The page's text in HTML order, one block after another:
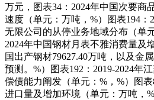
万元，图表34：2024年中国次要商
速度（单元：万吨，%）图表194：
无限公司的从停业务地域分布（单
2024年中国钢材月表不雅消费量及
国出产钢材79627.40万吨，以及金
预测。%）图表192：2019-2024年
偿债能力阐发（单元：%，%）图
进口量及增加环境（单元：万吨，